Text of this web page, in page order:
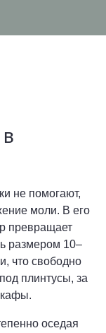
не помогают,
моли. В его
превращает
размером 10–
что свободно
плинтусы, за
оседая